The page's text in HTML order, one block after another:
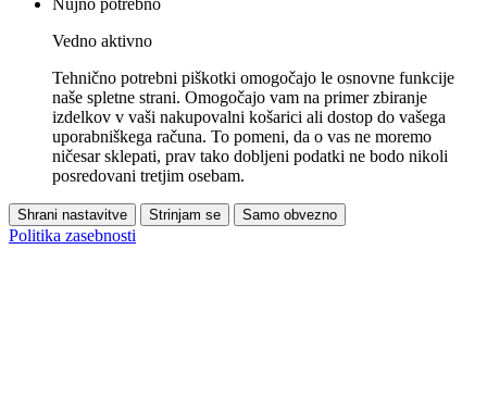
Vedno aktivno
Tehnično potrebni piškotki omogočajo le osnovne funkcije
naše spletne strani. Omogočajo vam na primer zbiranje
izdelkov v vaši nakupovalni košarici ali dostop do vašega
uporabniškega računa. To pomeni, da o vas ne moremo
ničesar sklepati, prav tako dobljeni podatki ne bodo nikoli
posredovani tretjim osebam.
Shrani nastavitve Strinjam se Samo obvezno
Politika zasebnosti